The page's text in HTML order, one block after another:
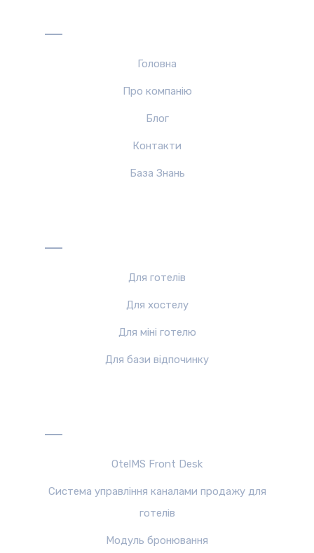
Головна
Про компанiю
Блог
Контакти
База Знань
Для готелів
Для хостелу
Для міні готелю
Для бази відпочинку
OtelMS Front Desk
Система управління каналами продажу для
готелів
Модуль бронювання